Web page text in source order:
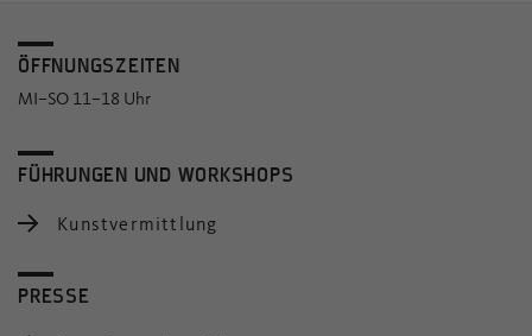
ÖFFNUNGSZEITEN
MI–SO 11–18 Uhr
FÜHRUNGEN UND WORKSHOPS
Kunstvermittlung
PRESSE